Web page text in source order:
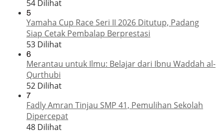
54 Dilihat
5
Yamaha Cup Race Seri II 2026 Ditutup, Padang
Siap Cetak Pembalap Berprestasi
53 Dilihat
6
Merantau untuk Ilmu: Belajar dari Ibnu Waddah al-
Qurthubi
52 Dilihat
7
Fadly Amran Tinjau SMP 41, Pemulihan Sekolah
Dipercepat
48 Dilihat